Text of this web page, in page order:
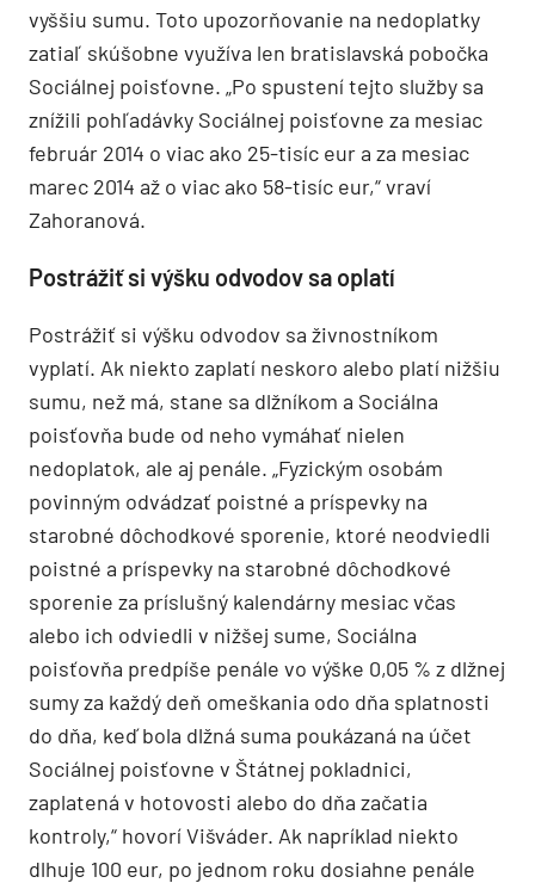
vyššiu sumu. Toto upozorňovanie na nedoplatky
zatiaľ skúšobne využíva len bratislavská pobočka
Sociálnej poisťovne. „Po spustení tejto služby sa
znížili pohľadávky Sociálnej poisťovne za mesiac
február 2014 o viac ako 25-tisíc eur a za mesiac
marec 2014 až o viac ako 58-tisíc eur,“ vraví
Zahoranová.
Postrážiť si výšku odvodov sa oplatí
Postrážiť si výšku odvodov sa živnostníkom
vyplatí. Ak niekto zaplatí neskoro alebo platí nižšiu
sumu, než má, stane sa dlžníkom a Sociálna
poisťovňa bude od neho vymáhať nielen
nedoplatok, ale aj penále. „Fyzickým osobám
povinným odvádzať poistné a príspevky na
starobné dôchodkové sporenie, ktoré neodviedli
poistné a príspevky na starobné dôchodkové
sporenie za príslušný kalendárny mesiac včas
alebo ich odviedli v nižšej sume, Sociálna
poisťovňa predpíše penále vo výške 0,05 % z dlžnej
sumy za každý deň omeškania odo dňa splatnosti
do dňa, keď bola dlžná suma poukázaná na účet
Sociálnej poisťovne v Štátnej pokladnici,
zaplatená v hotovosti alebo do dňa začatia
kontroly,“ hovorí Višváder. Ak napríklad niekto
dlhuje 100 eur, po jednom roku dosiahne penále